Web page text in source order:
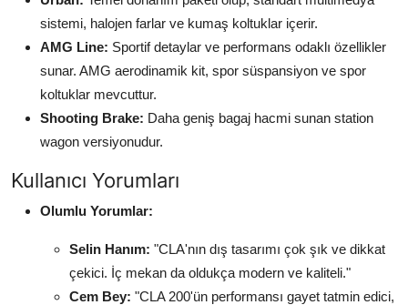
sistemi, halojen farlar ve kumaş koltuklar içerir.
AMG Line: Sportif detaylar ve performans odaklı özellikler
sunar. AMG aerodinamik kit, spor süspansiyon ve spor
koltuklar mevcuttur.
Shooting Brake: Daha geniş bagaj hacmi sunan station
wagon versiyonudur.
Kullanıcı Yorumları
Olumlu Yorumlar:
Selin Hanım: "CLA'nın dış tasarımı çok şık ve dikkat
çekici. İç mekan da oldukça modern ve kaliteli."
Cem Bey: "CLA 200'ün performansı gayet tatmin edici,